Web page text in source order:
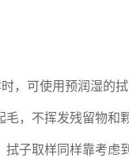
，可使用预润湿的拭
，不挥发残留物和
子取样同样靠考虑